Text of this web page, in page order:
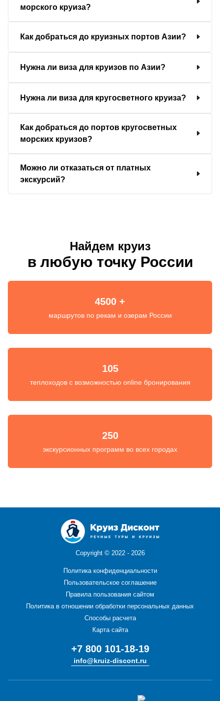
морского круиза?
Как добраться до круизных портов Азии?
Нужна ли виза для круизов по Азии?
Нужна ли виза для кругосветного круиза?
Как добраться до портов кругосветных
морских круизов?
Можно ли отказаться от платных
экскурсий?
Найдем круиз
в любую точку России
4500 +
маршрутов по рекам и озерам России
105
теплоходов с возможностью online бронирования
250
экскурсионных программ во всех городах
Copyright © 2022 - 2026
Политика конфиденциальности
Пользовательское соглашение
Правила пользования сайтом
Политика в отношении обработки персональных данных
Способы расчета
Карта сайта
+7 800 101-18-19
info@kruiz-discont.ru